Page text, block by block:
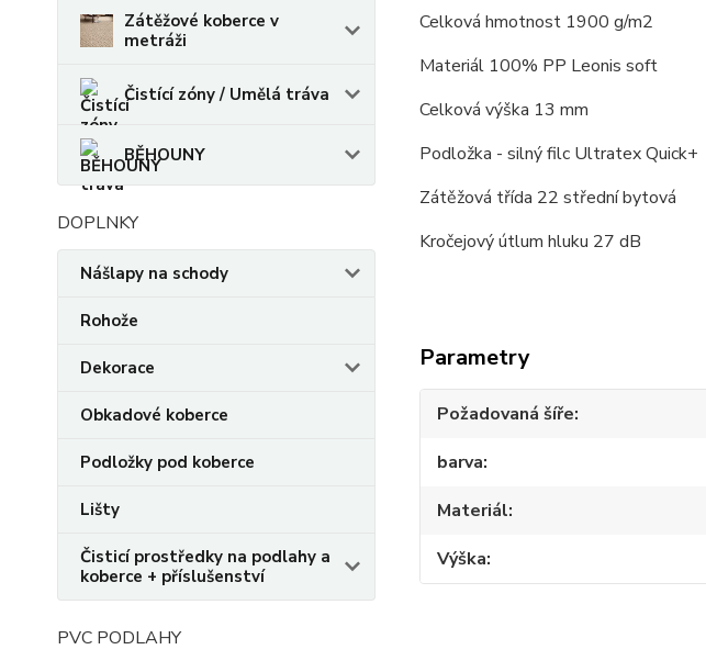
Zátěžové koberce v
metráži
Čistící zóny / Umělá tráva
BĚHOUNY
DOPLNKY
Nášlapy na schody
Rohože
Dekorace
Obkadové koberce
Podložky pod koberce
Lišty
Čisticí prostředky na podlahy a
koberce + příslušenství
PVC PODLAHY
Celková hmotnost 1900 g/m2
Materiál 100% PP Leonis soft
Celková výška 13 mm
Podložka - silný filc Ultratex Quick+
Zátěžová třída 22 střední bytová
Kročejový útlum hluku 27 dB
Parametry
Požadovaná šíře
barva
Materiál
Výška